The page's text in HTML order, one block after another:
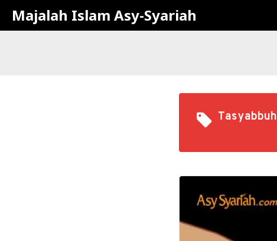
Majalah Islam Asy-Syariah
Tasyabbuh